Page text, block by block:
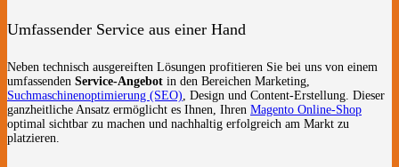
Umfassender Service aus einer Hand
Neben technisch ausgereiften Lösungen profitieren Sie bei uns von einem
umfassenden Service-Angebot in den Bereichen Marketing,
Suchmaschinenoptimierung (SEO), Design und Content-Erstellung. Dieser
ganzheitliche Ansatz ermöglicht es Ihnen, Ihren Magento Online-Shop
optimal sichtbar zu machen und nachhaltig erfolgreich am Markt zu
platzieren.